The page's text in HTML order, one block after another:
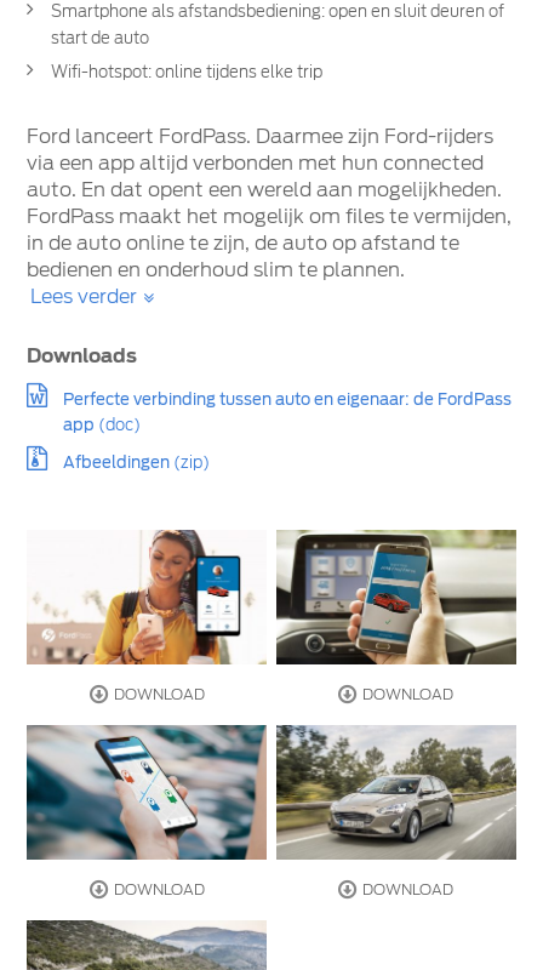
Smartphone als afstandsbediening: open en sluit deuren of
start de auto
Wifi-hotspot: online tijdens elke trip
Ford lanceert FordPass. Daarmee zijn Ford-rijders
via een app altijd verbonden met hun connected
auto. En dat opent een wereld aan mogelijkheden.
FordPass maakt het mogelijk om files te vermijden,
in de auto online te zijn, de auto op afstand te
bedienen en onderhoud slim te plannen.
Lees verder
Downloads
Perfecte verbinding tussen auto en eigenaar: de FordPass
app (doc)
Afbeeldingen (zip)
DOWNLOAD DOWNLOAD
DOWNLOAD DOWNLOAD